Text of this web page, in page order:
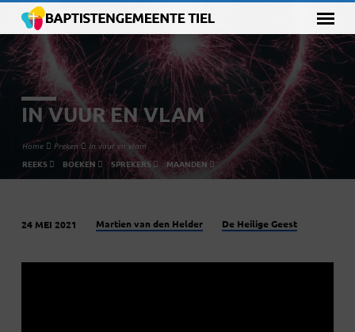
IN VUUR EN VLAM
Home Preken In vuur en vlam
REEKS BOEKEN SPREKERS MAANDEN
VUUR
24 MEI 2021 Martien van den Helder De Heilige Geest